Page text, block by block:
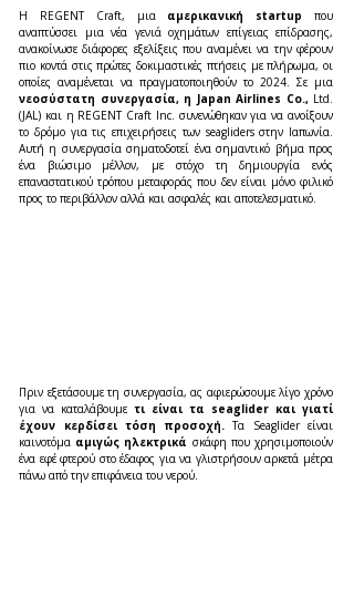
Η REGENT Craft, μια αμερικανική startup που
αναπτύσσει μια νέα γενιά οχημάτων επίγειας επίδρασης,
ανακοίνωσε διάφορες εξελίξεις που αναμένει να την φέρουν
πιο κοντά στις πρώτες δοκιμαστικές πτήσεις με πλήρωμα, οι
νεοσύστατη συνεργασία, η Japan Airlines Co., Ltd.
(JAL) και η REGENT Craft Inc. συνενώθηκαν για να ανοίξουν
το δρόμο για τις επιχειρήσεις των seagliders στην Ιαπωνία.
Αυτή η συνεργασία σηματοδοτεί ένα σημαντικό βήμα προς
ένα βιώσιμο μέλλον, με στόχο τη δημιουργία ενός
επαναστατικού τρόπου μεταφοράς που δεν είναι μόνο φιλικό
προς το περιβάλλον αλλά και ασφαλές και αποτελεσματικό.
Πριν εξετάσουμε τη συνεργασία, ας αφιερώσουμε λίγο χρόνο
για να καταλάβουμε τι είναι τα seaglider και γιατί
έχουν κερδίσει τόση προσοχή. Τα Seaglider είναι
καινοτόμα αμιγώς ηλεκτρικά σκάφη που χρησιμοποιούν
ένα εφέ φτερού στο έδαφος για να γλιστρήσουν αρκετά μέτρα
πάνω από την επιφάνεια του νερού.